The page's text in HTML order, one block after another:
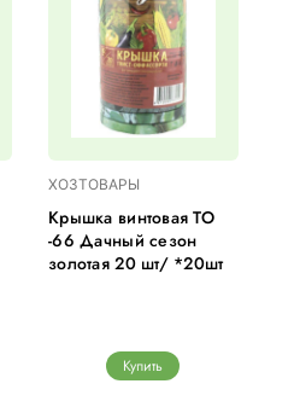
ХОЗТОВАРЫ
Крышка винтовая ТО
-66 Дачный сезон
золотая 20 шт/ *20шт
Купить